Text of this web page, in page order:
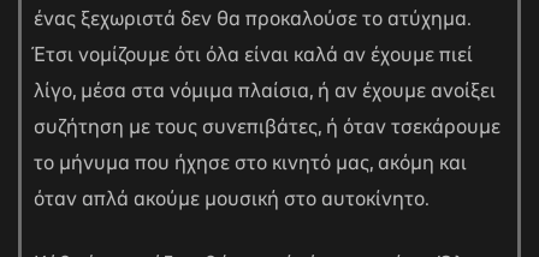
ένας ξεχωριστά δεν θα προκαλούσε το ατύχημα.
Έτσι νομίζουμε ότι όλα είναι καλά αν έχουμε πιεί
λίγο, μέσα στα νόμιμα πλαίσια, ή αν έχουμε ανοίξει
συζήτηση με τους συνεπιβάτες, ή όταν τσεκάρουμε
το μήνυμα που ήχησε στο κινητό μας, ακόμη και
όταν απλά ακούμε μουσική στο αυτοκίνητο.